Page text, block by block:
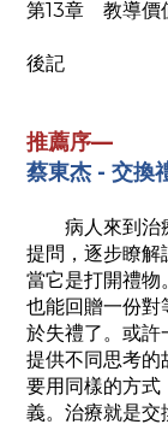
第13章 教導價
後記
推薦序—
蔡東杰 - 交換
病人來到治療
提問，逐步瞭解
當它是打開禮物
也能回贈一份
於失禮了。或許
提供不同思考的
要用同樣的方式
義。治療就是交